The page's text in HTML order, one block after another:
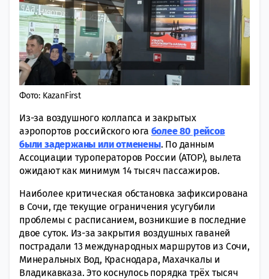
Фото: KazanFirst
Из-за воздушного коллапса и закрытых
аэропортов российского юга более 80 рейсов
были задержаны или отменены. По данным
Ассоциации туроператоров России (АТОР), вылета
ожидают как минимум 14 тысяч пассажиров.
Наиболее критическая обстановка зафиксирована
в Сочи, где текущие ограничения усугубили
проблемы с расписанием, возникшие в последние
двое суток. Из-за закрытия воздушных гаваней
пострадали 13 международных маршрутов из Сочи,
Минеральных Вод, Краснодара, Махачкалы и
Владикавказа. Это коснулось порядка трёх тысяч